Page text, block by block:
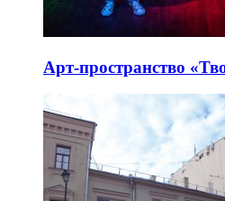
Арт-пространство